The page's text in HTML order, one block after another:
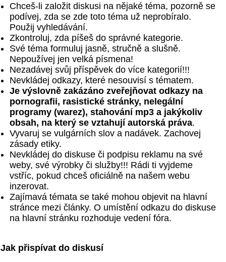
Chceš-li založit diskusi na nějaké téma, pozorně se
podívej, zda se zde toto téma už neprobíralo.
Použij vyhledávání.
Zkontroluj, zda píšeš do správné kategorie.
Své téma formuluj jasně, stručně a slušně.
Nepoužívej jen velká písmena!
Nezadávej svůj příspěvek do více kategorií!!!
Nevkládej odkazy, které nesouvisí s tématem.
Je výslovně zakázáno zveřejňovat odkazy na
pornografii, rasistické stránky, nelegální
programy (warez), stahování mp3 a jakýkoliv
obsah, na který se vztahují autorská práva.
Vyvaruj se vulgárních slov a nadávek. Zachovej
zásady etiky.
Nevkládej do diskuse či podpisu reklamu na své
weby, své výrobky či služby!!! Rádi ti vyjdeme
vstříc, pokud chceš oficiálně na našem webu
inzerovat.
Zajímavá témata se také mohou objevit na hlavní
stránce mezi články. O umístění odkazu do diskuse
na hlavní stránku rozhoduje vedení fóra.
Jak přispívat do diskusí